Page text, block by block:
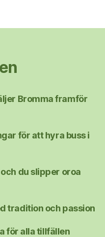
Bromma framför
för att hyra buss i
du slipper oroa
tradition och passion
för alla tillfällen